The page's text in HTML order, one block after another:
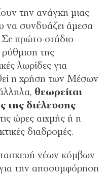
την ανάγκη μιας
να συνδυάζει άμεσα
πρώτο στάδιο
ρύθμιση της
λωρίδες για
η χρήση των Μέσων
θεωρείται
της διέλευσης
ώρες αιχμής ή η
διαδρομές.
νέων κόμβων
την αποσυμφόρηση